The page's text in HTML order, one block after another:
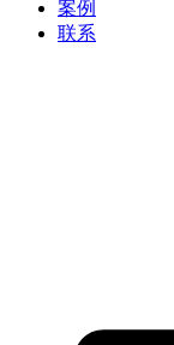
案例
联系